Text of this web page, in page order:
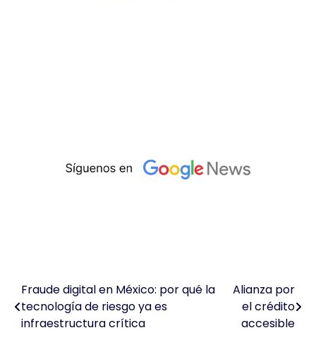
Navegación
de
Fraude digital en México: por qué la
tecnología de riesgo ya es
infraestructura crítica
Alianza por
el crédito
accesible